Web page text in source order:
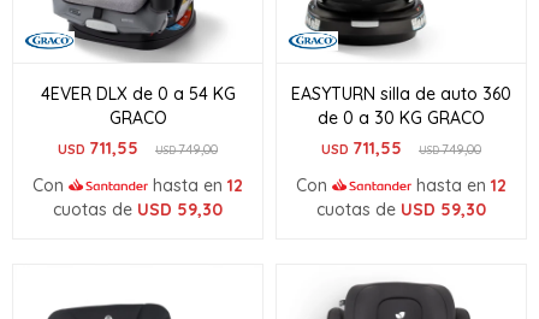
4EVER DLX de 0 a 54 KG
GRACO
USD 711,55 USD749,00
Con hasta en 12
cuotas de USD 59,30
EASYTURN silla de auto 360
de 0 a 30 KG GRACO
USD 711,55 USD749,00
Con hasta en 12
cuotas de USD 59,30